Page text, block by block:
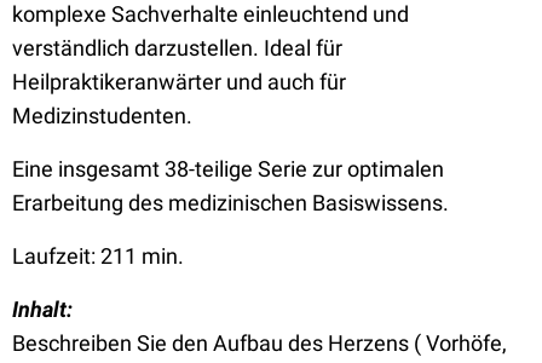
komplexe Sachverhalte einleuchtend und
verständlich darzustellen. Ideal für
Heilpraktikeranwärter und auch für
Medizinstudenten.
Eine insgesamt 38-teilige Serie zur optimalen
Erarbeitung des medizinischen Basiswissens.
Laufzeit: 211 min.
Inhalt:
Beschreiben Sie den Aufbau des Herzens ( Vorhöfe,